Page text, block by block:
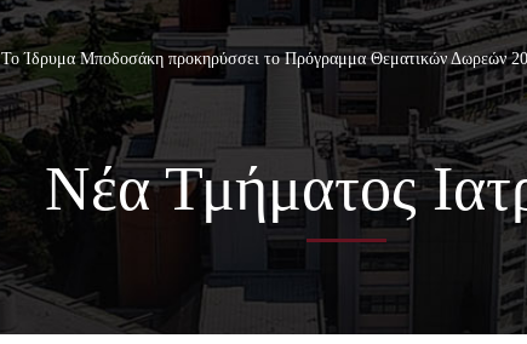
Το Ίδρυμα Μποδοσάκη προκηρύσσει το Πρόγραμμα Θεματικών Δωρεών
Νέα Τμήματος